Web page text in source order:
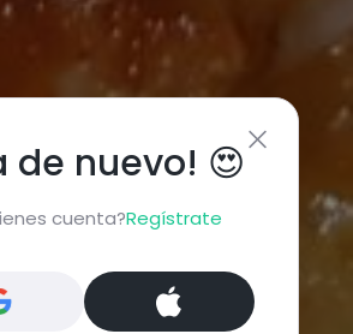
de nuevo! 😍
cuenta?Regístrate